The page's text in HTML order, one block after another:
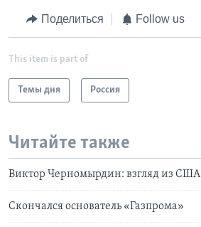
Поделиться Follow us
This item is part of
Темы дня Россия
Читайте также
Виктор Черномырдин: взгляд из США
Скончался основатель «Газпрома»